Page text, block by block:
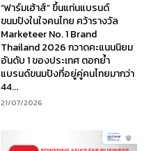
“ฟาร์มเฮ้าส์” ขึ้นแท่นแบรนด์
ขนมปังในใจคนไทย คว้ารางวัล
Marketeer No. 1 Brand
Thailand 2026 กวาดคะแนนนิยม
อันดับ 1 ของประเทศ ตอกย้ำ
แบรนด์ขนมปังที่อยู่คู่คนไทยมากว่า
44...
21/07/2026